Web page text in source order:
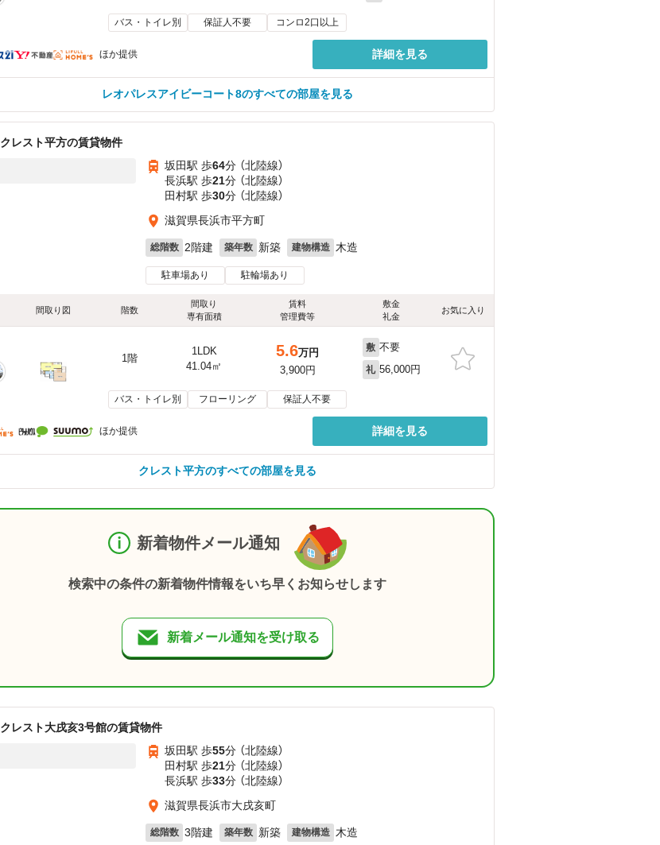
バス・トイレ別 保証人不要 コンロ2口以上
ほか提供 詳細を見る
レオパレスアイビーコート8のすべての部屋を見る
クレスト平方の賃貸物件
坂田駅 歩64分 （北陸線）
長浜駅 歩21分 （北陸線）
田村駅 歩30分 （北陸線）
滋賀県長浜市平方町
総階数 2階建 築年数 新築 建物構造 木造
駐車場あり 駐輪場あり
間取り図 階数
間取り
専有面積
賃料
管理費等
敷金
礼金
お気に入り
1階
1LDK
41.04㎡
5.6万円
3,900円
敷 不要
礼 56,000円
バス・トイレ別 フローリング 保証人不要
ほか提供 詳細を見る
クレスト平方のすべての部屋を見る
新着物件メール通知
検索中の条件の新着物件情報をいち早くお知らせします
新着メール通知を受け取る
クレスト大戌亥3号館の賃貸物件
坂田駅 歩55分 （北陸線）
田村駅 歩21分 （北陸線）
長浜駅 歩33分 （北陸線）
滋賀県長浜市大戌亥町
総階数 3階建 築年数 新築 建物構造 木造